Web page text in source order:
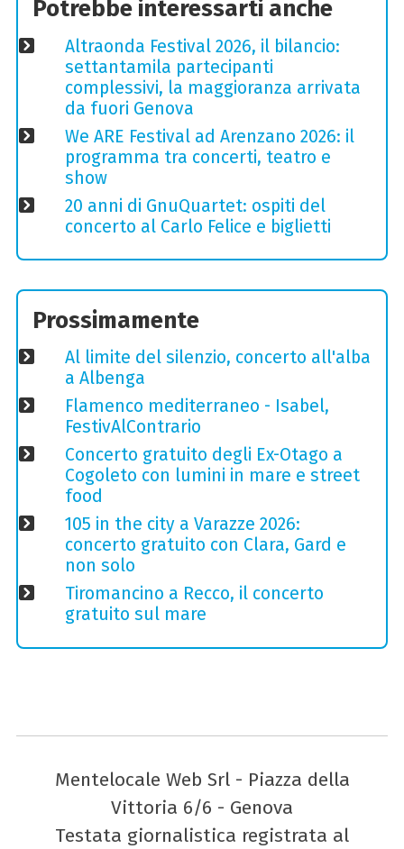
Potrebbe interessarti anche
Altraonda Festival 2026, il bilancio:
settantamila partecipanti
complessivi, la maggioranza arrivata
da fuori Genova
We ARE Festival ad Arenzano 2026: il
programma tra concerti, teatro e
show
20 anni di GnuQuartet: ospiti del
concerto al Carlo Felice e biglietti
Prossimamente
Al limite del silenzio, concerto all'alba
a Albenga
Flamenco mediterraneo - Isabel,
FestivAlContrario
Concerto gratuito degli Ex-Otago a
Cogoleto con lumini in mare e street
food
105 in the city a Varazze 2026:
concerto gratuito con Clara, Gard e
non solo
Tiromancino a Recco, il concerto
gratuito sul mare
Mentelocale Web Srl - Piazza della
Vittoria 6/6 - Genova
Testata giornalistica registrata al